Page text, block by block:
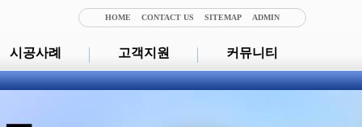
HOME CONTACT US SITEMAP ADMIN
시공사례 고객지원 커뮤니티